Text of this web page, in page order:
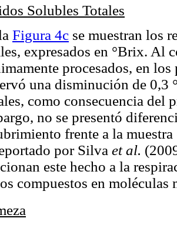
Solubles Totales
Figura 4c se muestran los
expresados en °Brix. Al
procesados, en
una disminución de 0,3
como consecuencia del
no se presentó
frente a la
por Silva et al.
este hecho a la
compuestos en moléculas